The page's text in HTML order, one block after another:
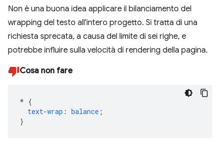
Non è una buona idea applicare il bilanciamento del
wrapping del testo all'intero progetto. Si tratta di una
richiesta sprecata, a causa del limite di sei righe, e
potrebbe influire sulla velocità di rendering della pagina.
Cosa non fare
* {
text-wrap : balance ;
}